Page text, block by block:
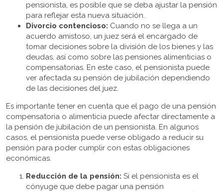
pensionista, es posible que se deba ajustar la pensión
para reflejar esta nueva situación.
Divorcio contencioso: Cuando no se llega a un
acuerdo amistoso, un juez será el encargado de
tomar decisiones sobre la división de los bienes y las
deudas, así como sobre las pensiones alimenticias o
compensatorias. En este caso, el pensionista puede
ver afectada su pensión de jubilación dependiendo
de las decisiones del juez.
Es importante tener en cuenta que el pago de una pensión
compensatoria o alimenticia puede afectar directamente a
la pensión de jubilación de un pensionista. En algunos
casos, el pensionista puede verse obligado a reducir su
pensión para poder cumplir con estas obligaciones
económicas.
Reducción de la pensión: Si el pensionista es el
cónyuge que debe pagar una pensión